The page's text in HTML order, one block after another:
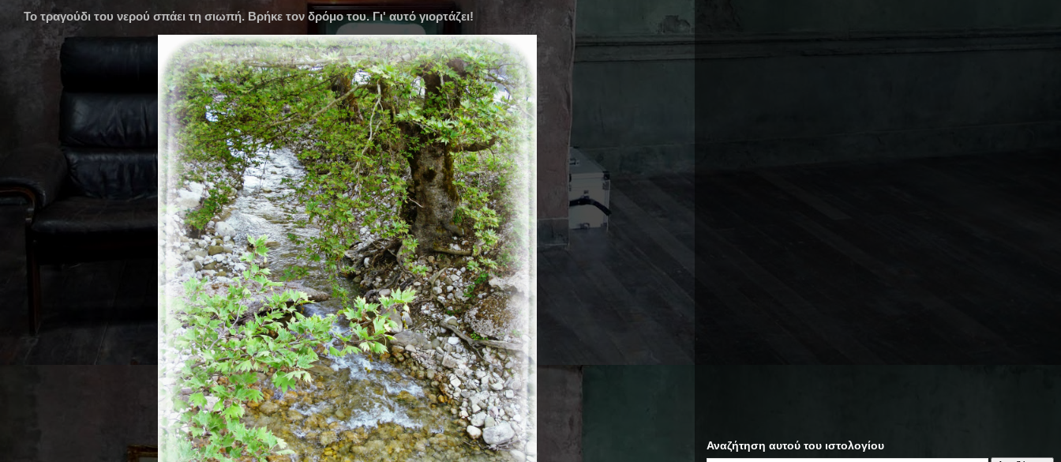
Το τραγούδι του νερού σπάει τη σιωπή. Βρήκε τον δρόμο του. Γι' αυτό γιορτάζει!
Αναζήτηση αυτού του ιστολογίου